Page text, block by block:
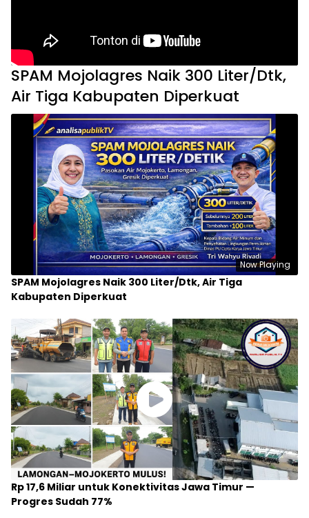
SPAM Mojolagres Naik 300 Liter/Dtk,
Air Tiga Kabupaten Diperkuat
Now Playing
SPAM Mojolagres Naik 300 Liter/Dtk, Air Tiga
Kabupaten Diperkuat
Rp 17,6 Miliar untuk Konektivitas Jawa Timur —
Progres Sudah 77%